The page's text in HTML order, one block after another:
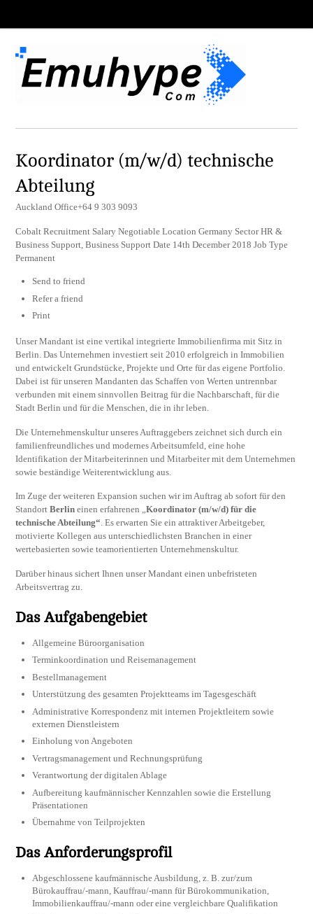
Koordinator (m/w/d) technische
Abteilung
Auckland Office+64 9 303 9093
Cobalt Recruitment Salary Negotiable Location Germany Sector HR &
Business Support, Business Support Date 14th December 2018 Job Type
Permanent
Send to friend
Refer a friend
Print
Unser Mandant ist eine vertikal integrierte Immobilienfirma mit Sitz in
Berlin. Das Unternehmen investiert seit 2010 erfolgreich in Immobilien
und entwickelt Grundstücke, Projekte und Orte für das eigene Portfolio.
Dabei ist für unseren Mandanten das Schaffen von Werten untrennbar
verbunden mit einem sinnvollen Beitrag für die Nachbarschaft, für die
Stadt Berlin und für die Menschen, die in ihr leben.
Die Unternehmenskultur unseres Auftraggebers zeichnet sich durch ein
familienfreundliches und modernes Arbeitsumfeld, eine hohe
Identifikation der Mitarbeiterinnen und Mitarbeiter mit dem Unternehmen
sowie beständige Weiterentwicklung aus.
Im Zuge der weiteren Expansion suchen wir im Auftrag ab sofort für den
StandortBerlin einen erfahrenen „Koordinator (m/w/d) für die
technische Abteilung“. Es erwarten Sie ein attraktiver Arbeitgeber,
motivierte Kollegen aus unterschiedlichsten Branchen in einer
wertebasierten sowie teamorientierten Unternehmenskultur.
Darüber hinaus sichert Ihnen unser Mandant einen unbefristeten
Arbeitsvertrag zu.
Das Aufgabengebiet
Allgemeine Büroorganisation
Terminkoordination und Reisemanagement
Bestellmanagement
Unterstützung des gesamten Projektteams im Tagesgeschäft
Administrative Korrespondenz mit internen Projektleitern sowie
externen Dienstleistern
Einholung von Angeboten
Vertragsmanagement und Rechnungsprüfung
Verantwortung der digitalen Ablage
Aufbereitung kaufmännischer Kennzahlen sowie die Erstellung
Präsentationen
Übernahme von Teilprojekten
Das Anforderungsprofil
Abgeschlossene kaufmännische Ausbildung, z. B. zur/zum
Bürokauffrau/-mann, Kauffrau/-mann für Bürokommunikation,
Immobilienkauffrau/-mann oder eine vergleichbare Qualifikation